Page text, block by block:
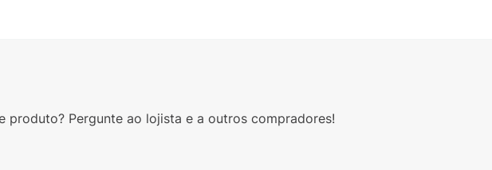
produto? Pergunte ao lojista e a outros compradores!